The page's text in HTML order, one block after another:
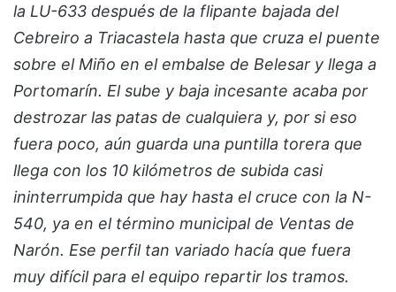
la LU-633 después de la flipante bajada del
Cebreiro a Triacastela hasta que cruza el puente
sobre el Miño en el embalse de Belesar y llega a
Portomarín. El sube y baja incesante acaba por
destrozar las patas de cualquiera y, por si eso
fuera poco, aún guarda una puntilla torera que
llega con los 10 kilómetros de subida casi
ininterrumpida que hay hasta el cruce con la N-
540, ya en el término municipal de Ventas de
Narón. Ese perfil tan variado hacía que fuera
muy difícil para el equipo repartir los tramos.